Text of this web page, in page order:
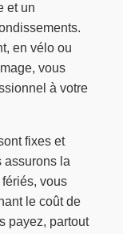
et un
en vélo ou
vous
à votre
fixes et
assurons la
vous
le coût de
payez, partout